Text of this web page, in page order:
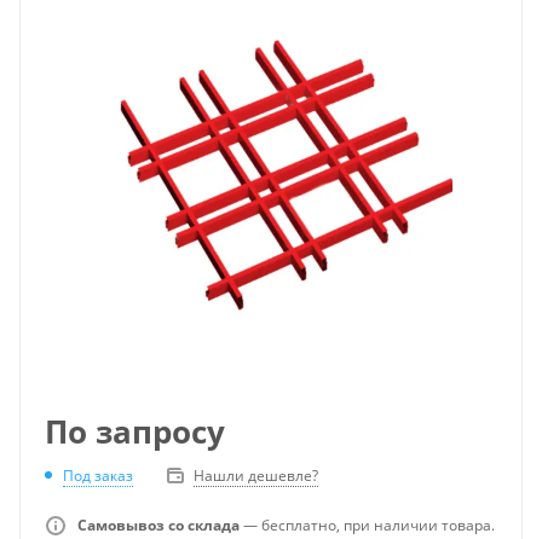
По запросу
Под заказ Нашли дешевле?
Самовывоз со склада— бесплатно, при наличии товара.